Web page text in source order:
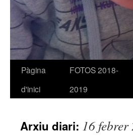
Vés
Pàgina
d'inici
FOTOS 2018-
2019
Arxiu diari: 16 febrer